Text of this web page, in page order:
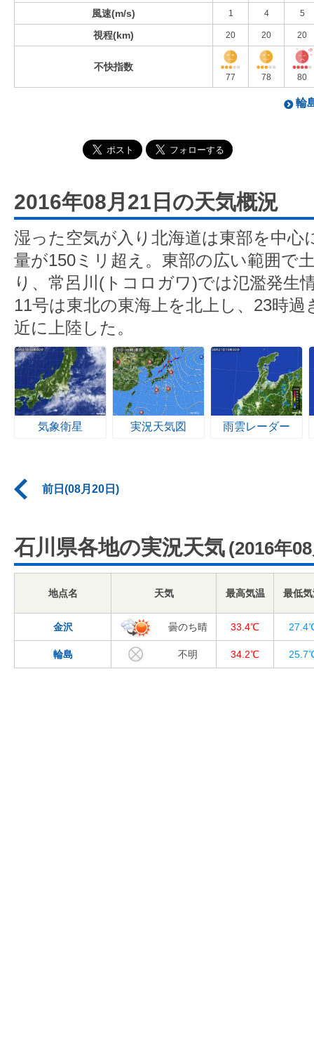
風速(m/s) 1 4 5
視程(km) 20 20 20
不快指数
77 78 80
輪
2016年08月21日の天気概況
湿った空気が入り北海道は東部を中心
量が150ミリ超え。東部の広い範囲で
り、常呂川(トコロガワ)では氾濫発生
11号は東北の東海上を北上し、23時
近に上陸した。
気象衛星 実況天気図 雨雲レーダー
前日(08月20日)
石川県各地の実況天気 (2016年
地点名 天気 最高気温 最低
金沢 曇のち晴 33.4℃
輪島 不明 34.2℃